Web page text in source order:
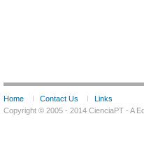
Home Contact Us
Links
Copyright © 2005 - 2014 CienciaPT - A